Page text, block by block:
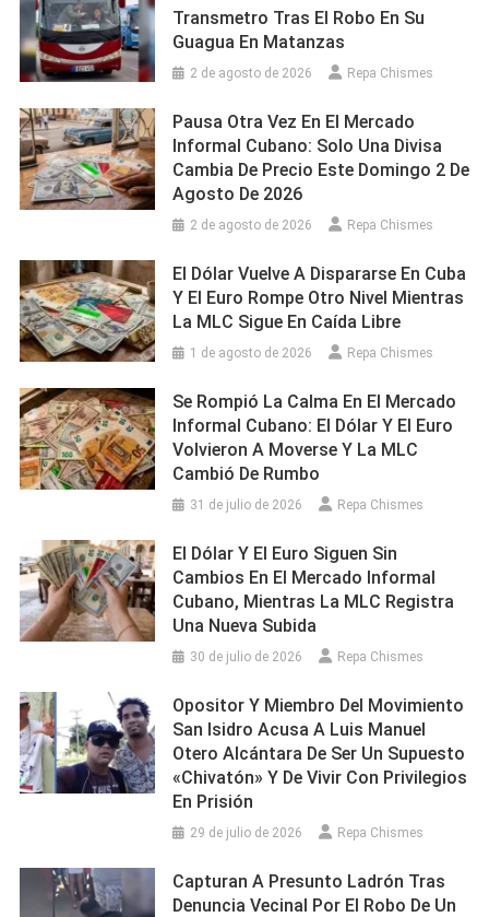
Transmetro Tras El Robo En Su
Guagua En Matanzas
2 de agosto de 2026 Repa Chismes
Pausa Otra Vez En El Mercado
Informal Cubano: Solo Una Divisa
Cambia De Precio Este Domingo 2 De
Agosto De 2026
2 de agosto de 2026 Repa Chismes
El Dólar Vuelve A Dispararse En Cuba
Y El Euro Rompe Otro Nivel Mientras
La MLC Sigue En Caída Libre
1 de agosto de 2026 Repa Chismes
Se Rompió La Calma En El Mercado
Informal Cubano: El Dólar Y El Euro
Volvieron A Moverse Y La MLC
Cambió De Rumbo
31 de julio de 2026 Repa Chismes
El Dólar Y El Euro Siguen Sin
Cambios En El Mercado Informal
Cubano, Mientras La MLC Registra
Una Nueva Subida
30 de julio de 2026 Repa Chismes
Opositor Y Miembro Del Movimiento
San Isidro Acusa A Luis Manuel
Otero Alcántara De Ser Un Supuesto
«chivatón» Y De Vivir Con Privilegios
En Prisión
29 de julio de 2026 Repa Chismes
Capturan A Presunto Ladrón Tras
Denuncia Vecinal Por El Robo De Un